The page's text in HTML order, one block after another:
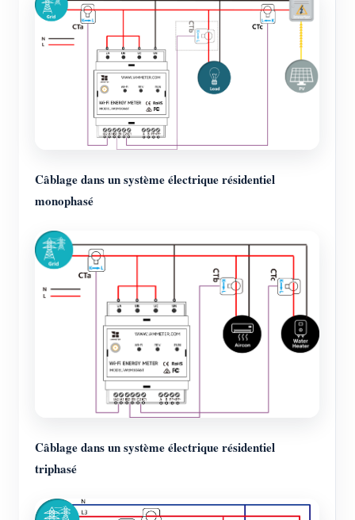
Câblage dans un système électrique résidentiel
monophasé
Câblage dans un système électrique résidentiel
triphasé